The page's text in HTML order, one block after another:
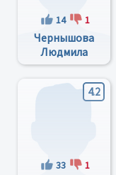
14 1
Чернышова
Людмила
Викторовна
4.2
33 1